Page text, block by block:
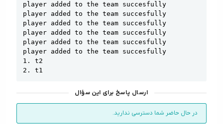
player added to the team succesfully
player added to the team succesfully
player added to the team succesfully
player added to the team succesfully
player added to the team succesfully
player added to the team succesfully
1. t2
2. t1
ارسال پاسخ برای این سؤال
در حال حاضر شما دسترسی ندارید.